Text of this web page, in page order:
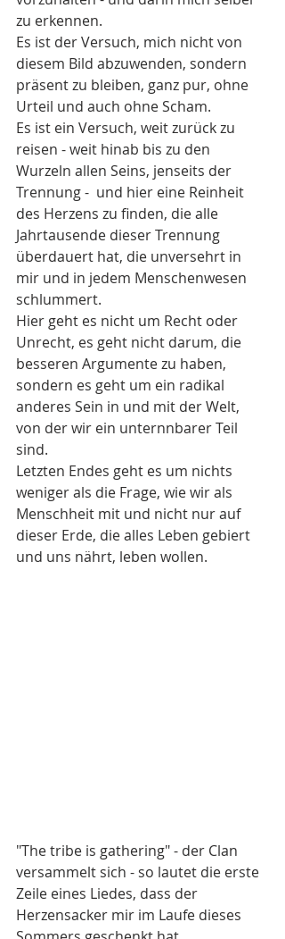
zu erkennen.
Es ist der Versuch, mich nicht von
diesem Bild abzuwenden, sondern
präsent zu bleiben, ganz pur, ohne
Urteil und auch ohne Scham.
Es ist ein Versuch, weit zurück zu
reisen - weit hinab bis zu den
Wurzeln allen Seins, jenseits der
Trennung -  und hier eine Reinheit
des Herzens zu finden, die alle
Jahrtausende dieser Trennung
überdauert hat, die unversehrt in
mir und in jedem Menschenwesen
schlummert.
Hier geht es nicht um Recht oder
Unrecht, es geht nicht darum, die
besseren Argumente zu haben,
sondern es geht um ein radikal
anderes Sein in und mit der Welt,
von der wir ein unternnbarer Teil
sind.
Letzten Endes geht es um nichts
weniger als die Frage, wie wir als
Menschheit mit und nicht nur auf
dieser Erde, die alles Leben gebiert
und uns nährt, leben wollen.
"The tribe is gathering" - der Clan
versammelt sich - so lautet die erste
Zeile eines Liedes, dass der
Herzensacker mir im Laufe dieses